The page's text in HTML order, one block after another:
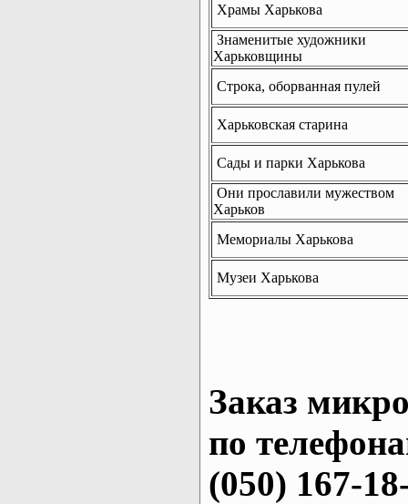
Храмы Харькова
Знаменитые художники
Харьковщины
Строка, оборванная пулей
Харьковская старина
Сады и парки Харькова
Они прославили мужеством
Харьков
Мемориалы Харькова
Музеи Харькова
Заказ
по
(050) 167-